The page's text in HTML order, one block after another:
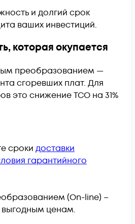
и долгий срок
ваших инвестиций.
которая окупается
преобразованием —
сгоревших плат. Для
это снижение TCO на 31%
сроки доставки
гарантийного
(On-line) –
ценам.